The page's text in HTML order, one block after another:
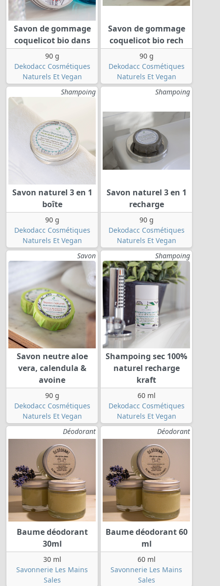
Savon de gommage
coquelicot bio dans
90 g
Dekodacc Cosmétiques
Naturels Et Vegan
Savon de gommage
coquelicot bio rech
90 g
Dekodacc Cosmétiques
Naturels Et Vegan
Shampoing
Savon naturel 3 en 1
boîte
90 g
Dekodacc Cosmétiques
Naturels Et Vegan
Shampoing
Savon naturel 3 en 1
recharge
90 g
Dekodacc Cosmétiques
Naturels Et Vegan
Savon
Savon neutre aloe
vera, calendula &
avoine
90 g
Dekodacc Cosmétiques
Naturels Et Vegan
Shampoing
Shampoing sec 100%
naturel recharge
kraft
60 ml
Dekodacc Cosmétiques
Naturels Et Vegan
Déodorant
Baume déodorant
30ml
30 ml
Savonnerie Les Mains
Sales
Déodorant
Baume déodorant 60
ml
60 ml
Savonnerie Les Mains
Sales